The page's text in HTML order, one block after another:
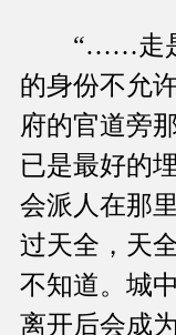
“……走是
的身份不允
府的官道旁
已是最好的
会派人在那
过天全，天
不知道。城
离开后会成